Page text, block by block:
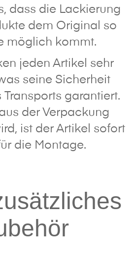
dass die Lackierung
dem Original so
möglich kommt.
jeden Artikel sehr
seine Sicherheit
garantiert.
der Verpackung
ist der Artikel sofort
die Montage.